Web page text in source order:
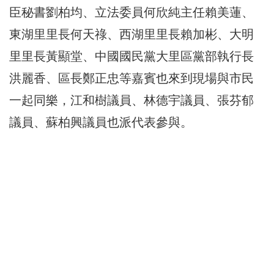
臣秘書劉柏均、立法委員何欣純主任賴美蓮、
東湖里里長何天祿、西湖里里長賴加彬、大明
里里長黃顯堂、 中國國民黨大里區黨部執行長
洪麗香、
區長鄭正忠等嘉賓也來到現場與市民
一起同樂，江和樹議員、 林德宇議員、張芬郁
議員、蘇柏興議員也派代表參與。